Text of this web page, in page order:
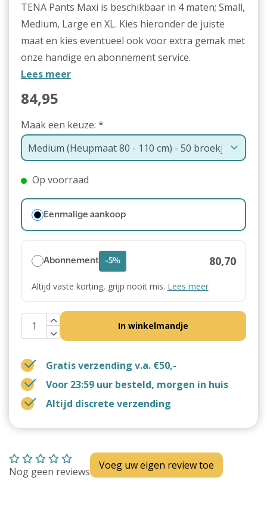
TENA Pants Maxi is beschikbaar in 4 maten; Small,
Medium, Large en XL. Kies hieronder de juiste
maat en kies eventueel ook voor extra gemak met
onze handige en abonnement service.
Lees meer
84,95
Maak een keuze: *
Op voorraad
Eenmalige aankoop
Abonnement -5% 80,70
Altijd vaste korting, grijp nooit mis. Lees meer
In winkelmandje
Gratis verzending v.a. €50,-
Voor 23:59 uur besteld, morgen in huis
Altijd discrete verzending
Nog geen reviews Voeg uw eigen review toe